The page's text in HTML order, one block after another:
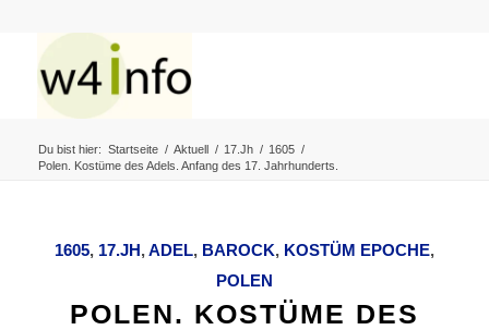
Du bist hier: Startseite / Aktuell / 17.Jh / 1605 /
Polen. Kostüme des Adels. Anfang des 17. Jahrhunderts.
1605, 17.JH,ADEL, BAROCK, KOSTÜM EPOCHE,
POLEN
POLEN. KOSTÜME DES